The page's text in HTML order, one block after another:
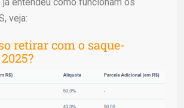
veja:
retirar com o saque-